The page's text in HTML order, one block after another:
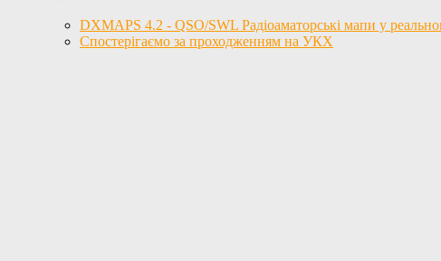
DXMAPS 4.2 - QSO/SWL Радіоаматорські мапи у
Спостерігаємо за проходженням на УКХ